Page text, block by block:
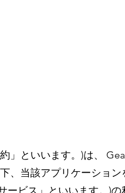
」といいます。)は、
、当該アプリケーショ
ービス」といいます。)